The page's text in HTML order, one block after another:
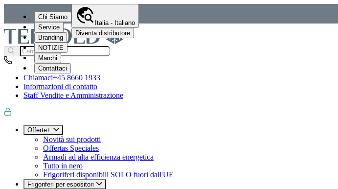
Chi Siamo
Service
Branding
NOTIZIE
Marchi
Contattaci
Italia - Italiano
Diventa distributore
Chiamaci+45 8660 1933
Informazioni di contatto
Staff Vendite e Amministrazione
Offerte+
Novità sui prodotti
Offertas Speciales
Armadi ad alta efficienza energetica
Tutto in nero
Frigoriferi disponibili SOLO fuori dall'UE
Frigoriferi per espositori